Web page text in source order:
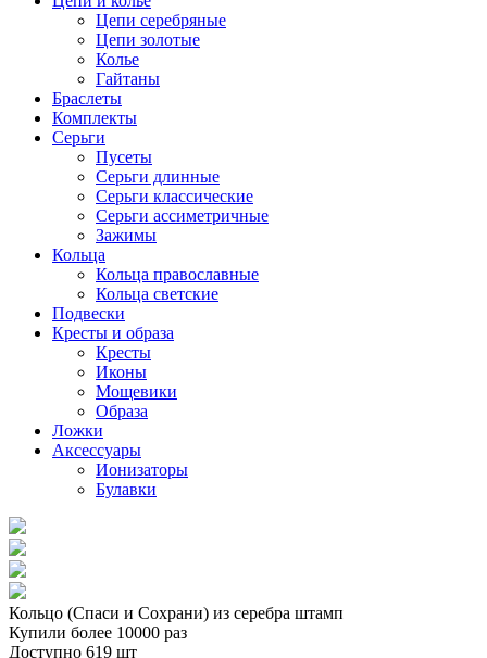
Цепи серебряные
Цепи золотые
Колье
Гайтаны
Браслеты
Комплекты
Серьги
Пусеты
Серьги длинные
Серьги классические
Серьги ассиметричные
Зажимы
Кольца
Кольца православные
Кольца светские
Подвески
Кресты и образа
Кресты
Иконы
Мощевики
Образа
Ложки
Аксессуары
Ионизаторы
Булавки
Кольцо (Спаси и Сохрани) из серебра штамп
Купили более 10000 раз
Доступно 619 шт